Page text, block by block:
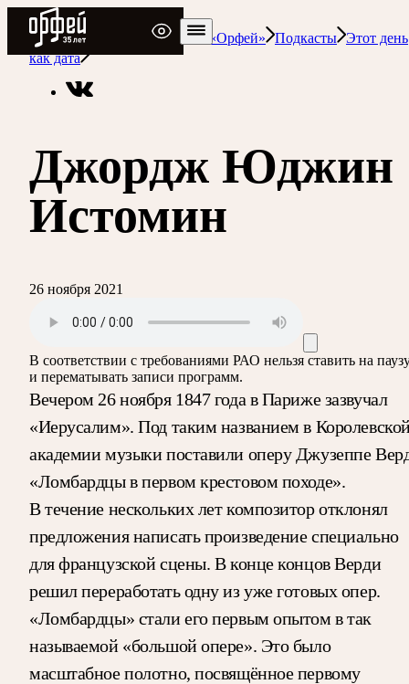
Радио Орфей
Радио классической музыки «Орфей»
Подкасты Этот день
как дата
Джордж Юджин
Истомин
26 ноября 2021
В соответствии с требованиями РАО нельзя ставить на
и перематывать записи программ.
Вечером 26 ноября 1847 года в Париже зазвучал
«Иерусалим». Под таким названием в
академии музыки поставили оперу Джузеппе
«Ломбардцы в первом крестовом походе».
В течение нескольких лет композитор отклонял
предложения написать произведение специально
для французской сцены. В конце концов Верди
решил переработать одну из уже готовых опер.
«Ломбардцы» стали его первым опытом в так
называемой «большой опере». Это было
масштабное полотно, посвящённое первому